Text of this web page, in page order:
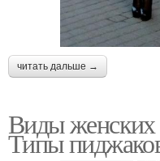
читать дальше →
Виды женских
Типы